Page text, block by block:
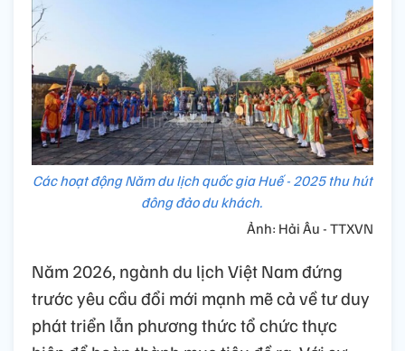
Các hoạt động Năm du lịch quốc gia Huế - 2025 thu hút
đông đảo du khách.
Ảnh: Hải Âu - TTXVN
Năm 2026, ngành du lịch Việt Nam đứng
trước yêu cầu đổi mới mạnh mẽ cả về tư duy
phát triển lẫn phương thức tổ chức thực